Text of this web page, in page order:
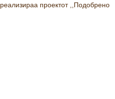
проектот ,,Подобрено